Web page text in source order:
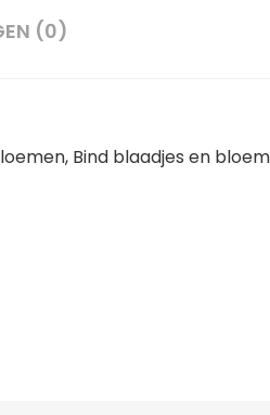
(0)
Bind blaadjes en